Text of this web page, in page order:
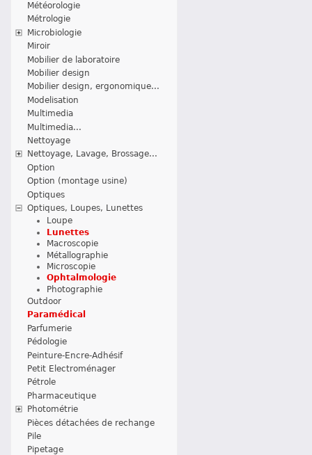
Météorologie
Métrologie
Microbiologie
Miroir
Mobilier de laboratoire
Mobilier design
Mobilier design, ergonomique...
Modelisation
Multimedia
Multimedia...
Nettoyage
Nettoyage, Lavage, Brossage...
Option
Option (montage usine)
Optiques
Optiques, Loupes, Lunettes
Loupe
Lunettes
Macroscopie
Métallographie
Microscopie
Ophtalmologie
Photographie
Outdoor
Paramédical
Parfumerie
Pédologie
Peinture-Encre-Adhésif
Petit Electroménager
Pétrole
Pharmaceutique
Photométrie
Pièces détachées de rechange
Pile
Pipetage